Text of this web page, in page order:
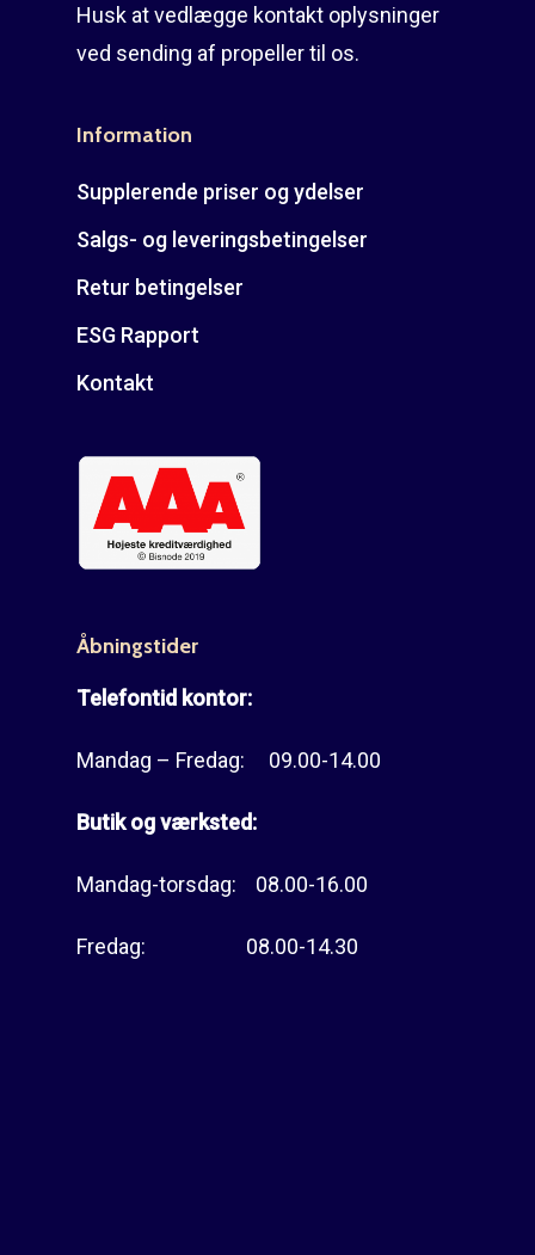
Husk at vedlægge kontakt oplysninger
ved sending af propeller til os.
Information
Supplerende priser og ydelser
Salgs- og leveringsbetingelser
Retur betingelser
ESG Rapport
Kontakt
Åbningstider
Telefontid kontor:
Mandag – Fredag: 09.00-14.00
Butik og værksted:
Mandag-torsdag: 08.00-16.00
Fredag: 08.00-14.30
Er min propel højre
Rudes Propeller